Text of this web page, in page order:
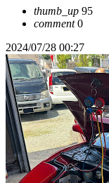
thumb_up 95
comment0
2024/07/28 00:27